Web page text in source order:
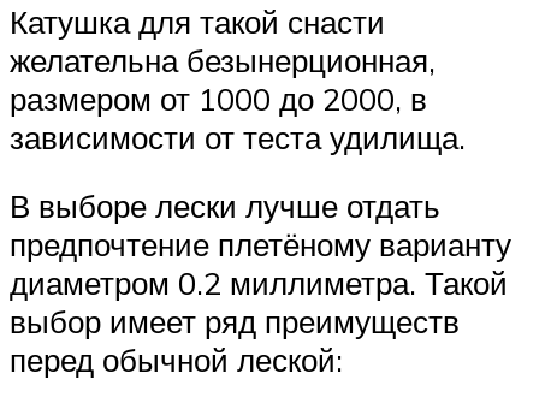
Катушка для такой снасти
желательна безынерционная,
размером от 1000 до 2000, в
зависимости от теста удилища.
В выборе лески лучше отдать
предпочтение плетёному варианту
диаметром 0.2 миллиметра. Такой
выбор имеет ряд преимуществ
перед обычной леской: